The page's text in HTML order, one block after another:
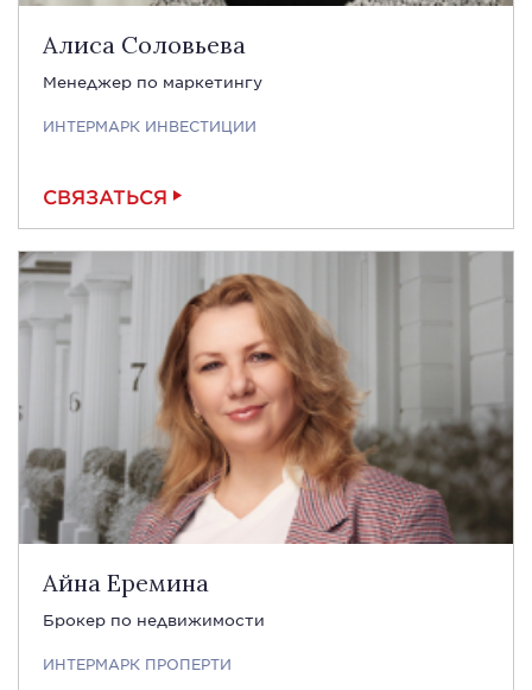
Алиса Соловьева
Менеджер по маркетингу
ИНТЕРМАРК ИНВЕСТИЦИИ
СВЯЗАТЬСЯ
Айна Еремина
Брокер по недвижимости
ИНТЕРМАРК ПРОПЕРТИ